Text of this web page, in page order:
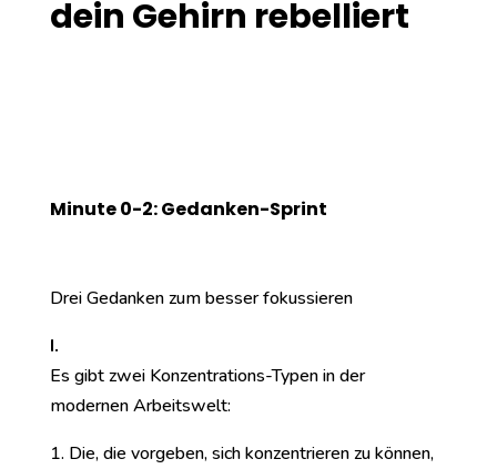
dein Gehirn rebelliert
Minute 0-2: Gedanken-Sprint
Drei Gedanken zum besser fokussieren
I.
Es gibt zwei Konzentrations-Typen in der
modernen Arbeitswelt:
Die, die vorgeben, sich konzentrieren zu können,